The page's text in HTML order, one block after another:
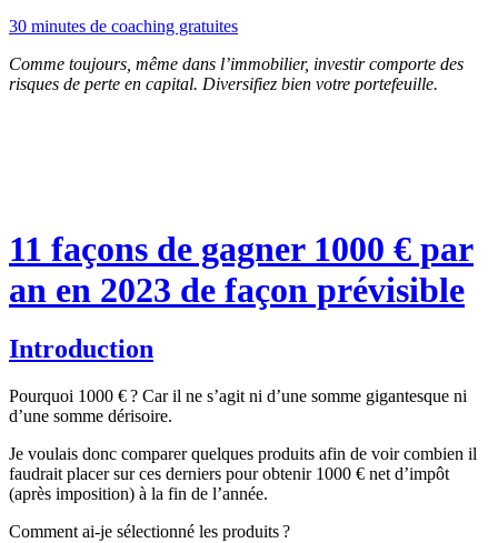
30 minutes de coaching gratuites
Comme toujours, même dans l’immobilier, investir comporte des
risques de perte en capital. Diversifiez bien votre portefeuille.
11 façons de gagner 1000 € par
an en 2023 de façon prévisible
Introduction
Pourquoi 1000 € ? Car il ne s’agit ni d’une somme gigantesque ni
d’une somme dérisoire.
Je voulais donc comparer quelques produits afin de voir combien il
faudrait placer sur ces derniers pour obtenir 1000 € net d’impôt
(après imposition) à la fin de l’année.
Comment ai-je sélectionné les produits ?